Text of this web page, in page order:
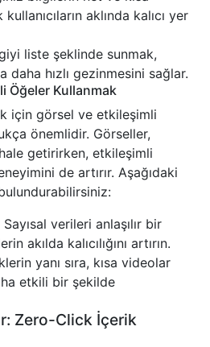
aklında kalıcı yer
liste şeklinde sunmak,
daha hızlı gezinmesini sağlar.
Öğeler Kullanmak
için görsel ve etkileşimli
önemlidir. Görseller,
getirirken, etkileşimli
de artırır. Aşağıdaki
Sayısal verileri anlaşılır bir
akılda kalıcılığını artırın.
yanı sıra, kısa videolar
etkili bir şekilde
Zero-Click İçerik